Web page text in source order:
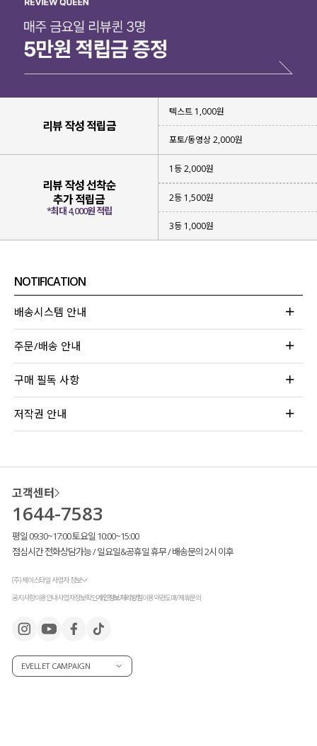
리뷰 작성 적립금
텍스트 1,000원
포토/동영상 2,000원
리뷰 작성 선착순
추가 적립금
*최대 4,000원 적립
1등 2,000원
2등 1,500원
3등 1,000원
NOTIFICATION
배송시스템 안내
주문/배송 안내
구매 필독 사항
저작권 안내
고객센터
1644-7583
평일 09:30~17:00 토요일 10:00~15:00
점심시간 전화상담가능 / 일요일&공휴일 휴무 / 배송문의 2시 이후
(주) 제이스타일 사업자 정보
공지사항이용안내사업자정보확인개인정보처리방침이용약관도매/제휴문의
EVELLET CAMPAIGN